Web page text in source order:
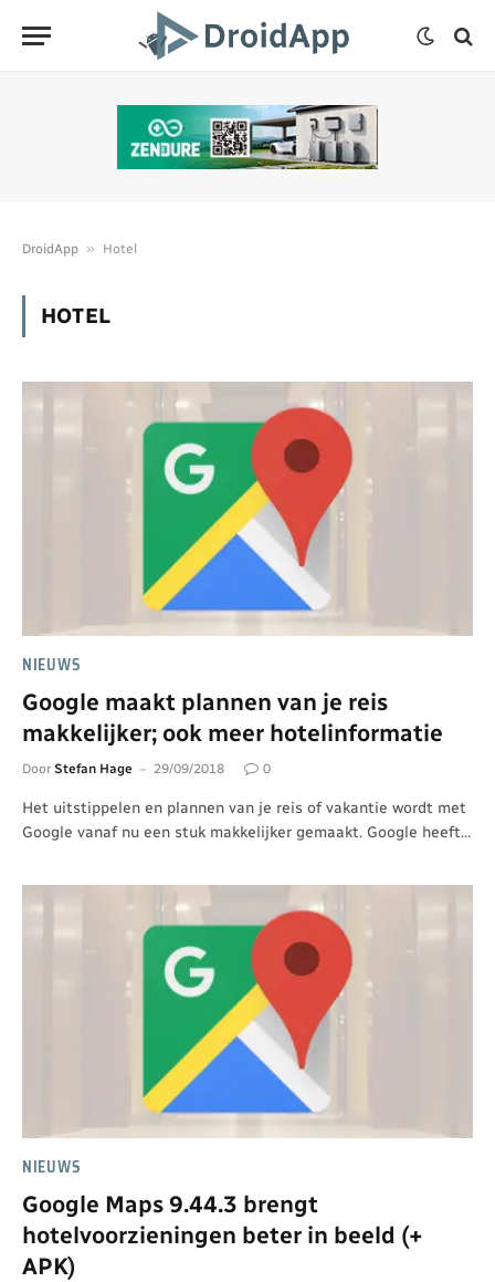
DroidApp » Hotel
HOTEL
NIEUWS
Google maakt plannen van je reis
makkelijker; ook meer hotelinformatie
Door Stefan Hage 29/09/2018 0
Het uitstippelen en plannen van je reis of vakantie wordt met
Google vanaf nu een stuk makkelijker gemaakt. Google heeft…
NIEUWS
Google Maps 9.44.3 brengt
hotelvoorzieningen beter in beeld (+
APK)